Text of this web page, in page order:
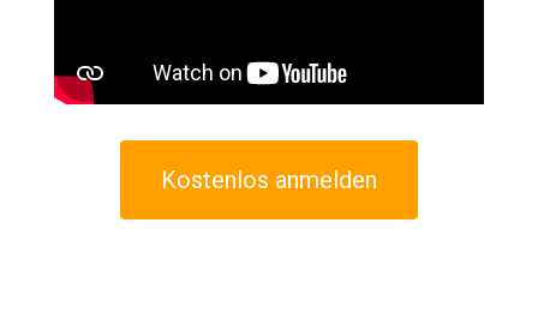
Kostenlos anmelden